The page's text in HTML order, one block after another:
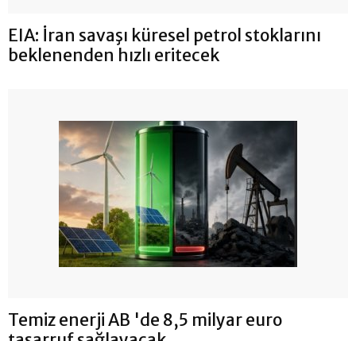
EIA: İran savaşı küresel petrol stoklarını
beklenenden hızlı eritecek
Temiz enerji AB 'de 8,5 milyar euro